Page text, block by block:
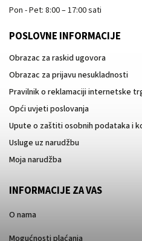
Pon - Pet: 8:00 – 17:00 sati
POSLOVNE INFORMACIJE
Obrazac za raskid ugovora
Obrazac za prijavu nesukladnosti
Pravilnik o reklamaciji internetske
Opći uvjeti poslovanja
Upute o zaštiti osobnih podataka i
Usluge uz narudžbu
Moja narudžba
INFORMACIJE ZA VAS
O nama
Mogućnosti plaćanja